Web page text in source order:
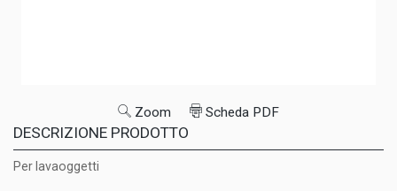
Zoom Scheda PDF
DESCRIZIONE PRODOTTO
Per lavaoggetti